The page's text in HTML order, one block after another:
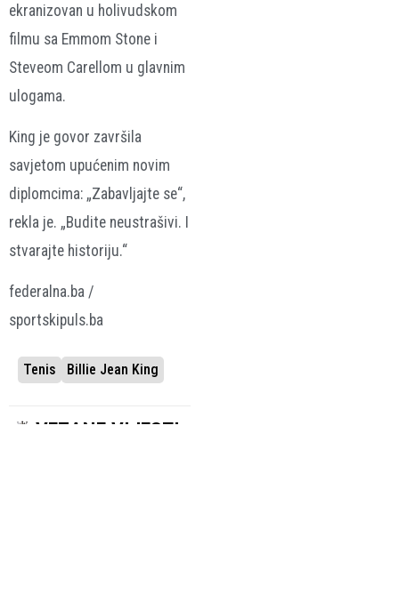
ekranizovan u holivudskom
filmu sa Emmom Stone i
Steveom Carellom u glavnim
ulogama.
King je govor završila
savjetom upućenim novim
diplomcima: „Zabavljajte se“,
rekla je. „Budite neustrašivi. I
stvarajte historiju.“
federalna.ba /
sportskipuls.ba
Tenis Billie Jean King
VEZANE VIJESTI